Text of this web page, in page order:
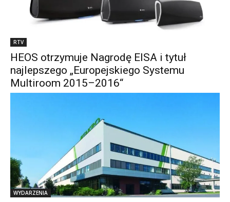
RTV
HEOS otrzymuje Nagrodę EISA i tytuł
najlepszego „Europejskiego Systemu
Multiroom 2015–2016“
WYDARZENIA